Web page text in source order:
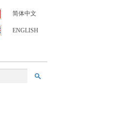
简体中文
ENGLISH